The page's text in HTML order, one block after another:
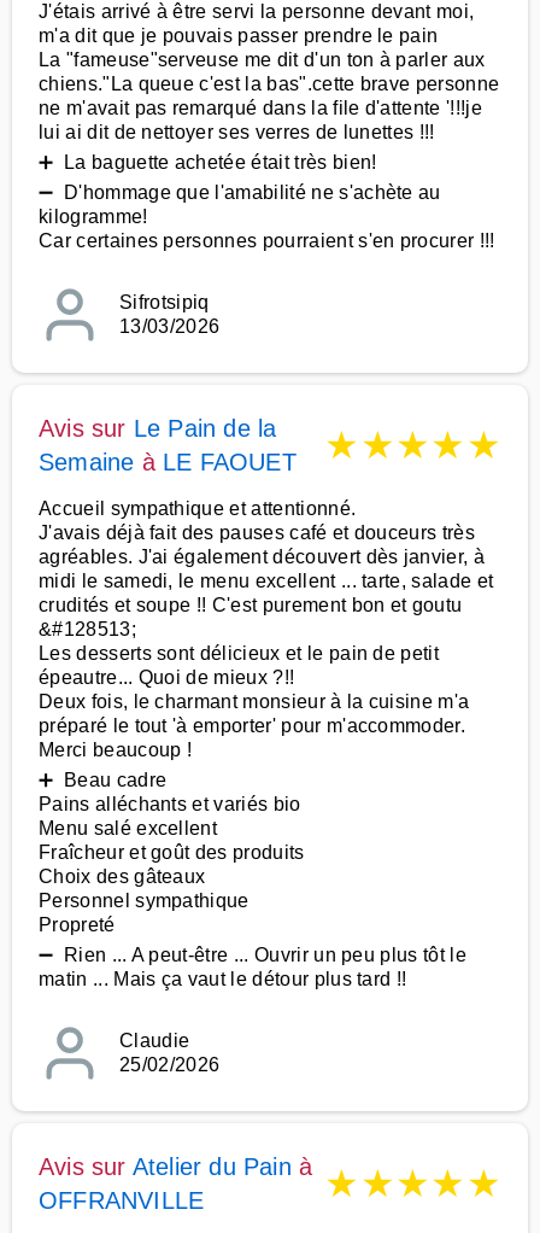
J'étais arrivé à être servi la personne devant moi,
m'a dit que je pouvais passer prendre le pain
La "fameuse"serveuse me dit d'un ton à parler aux
chiens."La queue c'est la bas".cette brave personne
ne m'avait pas remarqué dans la file d'attente '!!!je
lui ai dit de nettoyer ses verres de lunettes !!!
➕ La baguette achetée était très bien!
➖ D'hommage que l'amabilité ne s'achète au
kilogramme!
Car certaines personnes pourraient s'en procurer !!!
Sifrotsipiq
13/03/2026
Avis sur Le Pain de la
Semaine à LE FAOUET ★★★★★
Accueil sympathique et attentionné.
J'avais déjà fait des pauses café et douceurs très
agréables. J'ai également découvert dès janvier, à
midi le samedi, le menu excellent ... tarte, salade et
crudités et soupe !! C'est purement bon et goutu
&#128513;
Les desserts sont délicieux et le pain de petit
épeautre... Quoi de mieux ?!!
Deux fois, le charmant monsieur à la cuisine m'a
préparé le tout 'à emporter' pour m'accommoder.
Merci beaucoup !
➕ Beau cadre
Pains alléchants et variés bio
Menu salé excellent
Fraîcheur et goût des produits
Choix des gâteaux
Personnel sympathique
Propreté
➖ Rien ... A peut-être ... Ouvrir un peu plus tôt le
matin ... Mais ça vaut le détour plus tard !!
Claudie
25/02/2026
Avis sur Atelier du Pain à
OFFRANVILLE
★★★★★